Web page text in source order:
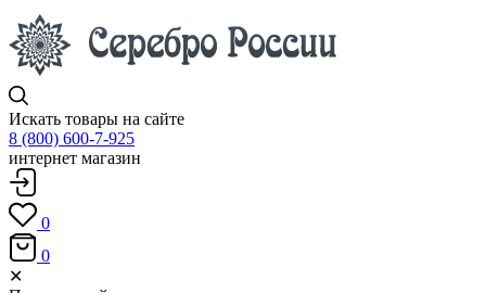
Искать товары на сайте
8 (800) 600-7-925
интернет магазин
0
0
✕